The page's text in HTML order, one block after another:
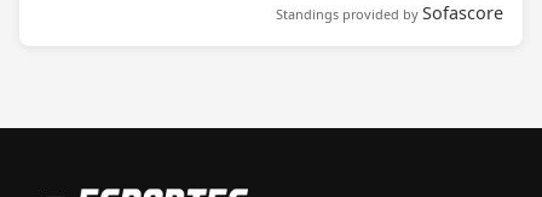
Standings provided by Sofascore